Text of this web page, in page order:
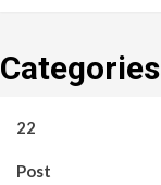
Categories
22
Post